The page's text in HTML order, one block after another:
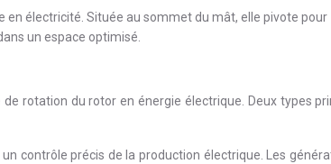
en électricité. Située au sommet du mât, elle pivote
un espace optimisé.
rotation du rotor en énergie électrique. Deux types
contrôle précis de la production électrique. Les